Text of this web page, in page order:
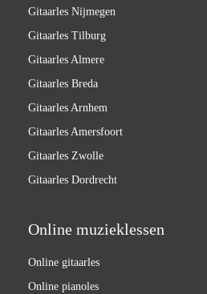
Gitaarles Nijmegen
Gitaarles Tilburg
Gitaarles Almere
Gitaarles Breda
Gitaarles Arnhem
Gitaarles Amersfoort
Gitaarles Zwolle
Gitaarles Dordrecht
Online muzieklessen
Online gitaarles
Online pianoles